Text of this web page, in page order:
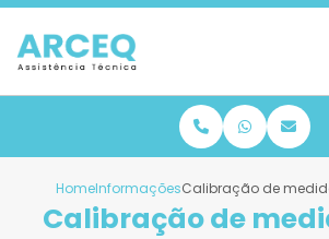
HomeInformaçõesCalibração de
Calibração de